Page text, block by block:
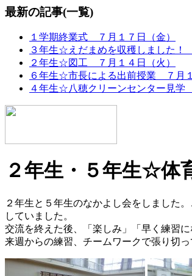
最新の記事(一覧)
１学期終業式 ７月１７日（金）
３年生☆えだまめを収穫しました！
２年生☆図工 ７月１４日（火）
６年生☆市長による出前授業 ７月１
４年生☆八穂クリーンセンター見学
２年生・５年生☆
２年生と５年生のなかよし会をしました
していました。
交流を終えた後、「楽しみ」「早く練習
来週からの練習、チームワークで張り切